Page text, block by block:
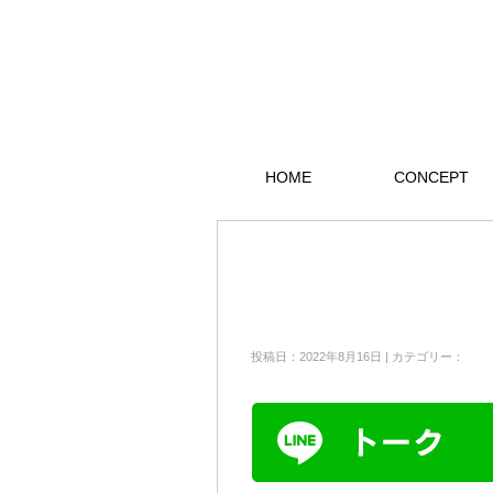
HOME CONCEPT
投稿日：2022年8月16日 | カテゴリー：